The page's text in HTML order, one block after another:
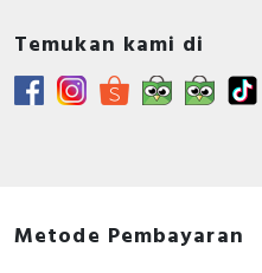
Temukan kami di
Metode Pembayaran